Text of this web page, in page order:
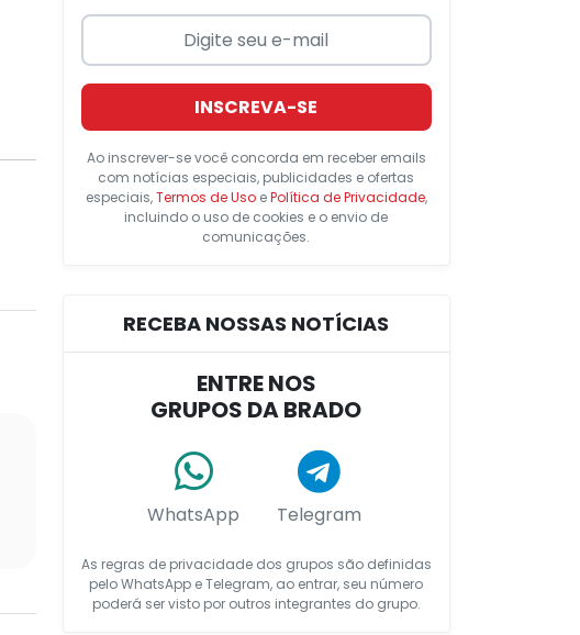
INSCREVA-SE
Ao inscrever-se você concorda em receber emails
com notícias especiais, publicidades e ofertas
especiais,Termos de UsoePolítica de Privacidade,
incluindo o uso de cookies e o envio de
comunicações.
RECEBA NOSSAS NOTÍCIAS
ENTRE NOS
GRUPOS DA BRADO
WhatsApp Telegram
As regras de privacidade dos grupos são definidas
pelo WhatsApp e Telegram, ao entrar, seu número
poderá ser visto por outros integrantes do grupo.